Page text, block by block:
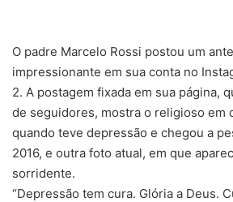
O padre Marcelo Rossi postou um
impressionante em sua conta no
2. A postagem fixada em sua página,
de seguidores, mostra o religioso em
quando teve depressão e chegou a
2016, e outra foto atual, em que
sorridente.
“Depressão tem cura. Glória a Deus.